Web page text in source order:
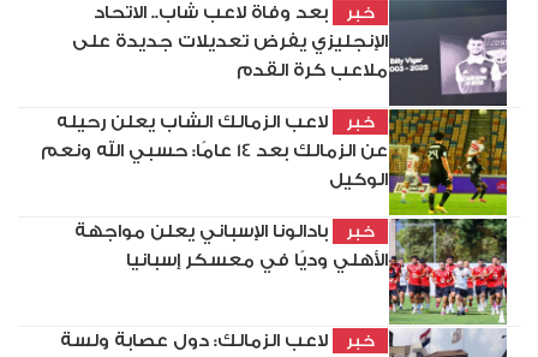
خبر
بعد وفاة لاعب شاب.. الاتحاد
الإنجليزي يفرض تعديلات جديدة على
ملاعب كرة القدم
خبر
لاعب الزمالك الشاب يعلن رحيله
عن الزمالك بعد 14 عامًا: حسبي الله ونعم
الوكيل
خبر
بادالونا الإسباني يعلن مواجهة
الأهلي وديًا في معسكر إسبانيا
خبر
لاعب الزمالك: دول عصابة ولسة